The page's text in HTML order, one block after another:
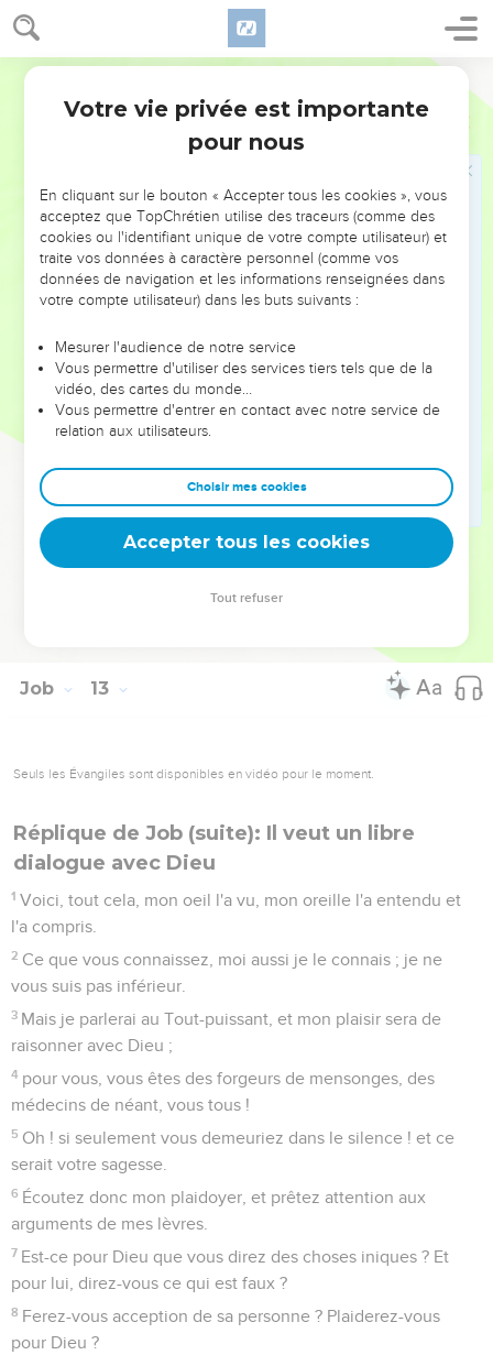
12
homme, et on ne lui ouvre pas.
Voici, il retient les eaux, et elles tarissent ; puis il les
envoie, et elles bouleversent la terre.
Avec lui est la force et la parfaite connaissance ; à lui sont
celui qui erre et celui qui fait errer.
Il rend impuissant le gouvernement des rois, et lie de
chaînes leurs reins ;
Il emmène captifs les sacrificateurs, et renverse les
puissants ;
discernement aux anciens ;
Il verse le mépris sur les nobles, et relâche la ceinture des
forts ;
Il relève du sein des ténèbres les choses profondes, et fais
sortir à la lumière l'ombre de la mort ;
Il agrandit les nations, et les détruit ; il étend les limites
des nations, et les ramène.
Il ôte le sens aux chefs du peuple de la terre, et les fait
Job 13
Seuls les Évangiles sont disponibles en vidéo pour le moment.
Réplique de Job (suite): Il veut un libre
dialogue avec Dieu
1 Voici, tout cela, mon oeil l'a vu, mon oreille l'a entendu et
l'a compris.
2 Ce que vous connaissez, moi aussi je le connais ; je ne
vous suis pas inférieur.
3 Mais je parlerai au Tout-puissant, et mon plaisir sera de
raisonner avec Dieu ;
4 pour vous, vous êtes des forgeurs de mensonges, des
médecins de néant, vous tous !
5 Oh ! si seulement vous demeuriez dans le silence ! et ce
serait votre sagesse.
6 Écoutez donc mon plaidoyer, et prêtez attention aux
arguments de mes lèvres.
7 Est-ce pour Dieu que vous direz des choses iniques ? Et
pour lui, direz-vous ce qui est faux ?
8 Ferez-vous acception de sa personne ? Plaiderez-vous
pour Dieu ?
Votre vie privée est importante
pour nous
En cliquant sur le bouton « Accepter tous les cookies », vous
acceptez que TopChrétien utilise des traceurs (comme des
cookies ou l'identifiant unique de votre compte utilisateur) et
traite vos données à caractère personnel (comme vos
données de navigation et les informations renseignées dans
votre compte utilisateur) dans les buts suivants :
Mesurer l'audience de notre service
Vous permettre d'utiliser des services tiers tels que de la
vidéo, des cartes du monde…
Vous permettre d'entrer en contact avec notre service de
relation aux utilisateurs.
Choisir mes cookies
Accepter tous les cookies
Tout refuser